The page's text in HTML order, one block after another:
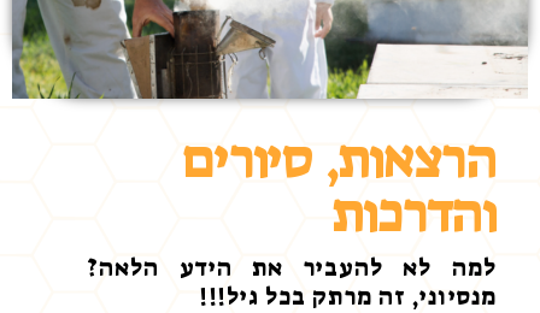
הרצאות, סיורים
והדרכות
למה לא להעביר את הידע הלאה?
מנסיוני, זה מרתק בכל גיל!!!